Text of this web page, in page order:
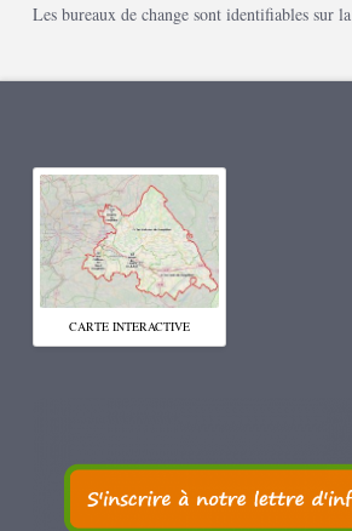
Les bureaux de change sont identifiables sur la
CARTE INTERACTIVE